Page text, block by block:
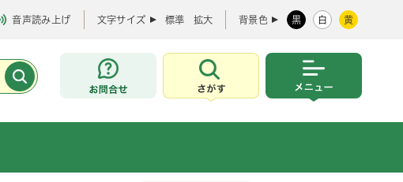
音声読み上げ 文字サイズ 標準 拡大 背景色 黒 白 黄
お問合せ
さがす